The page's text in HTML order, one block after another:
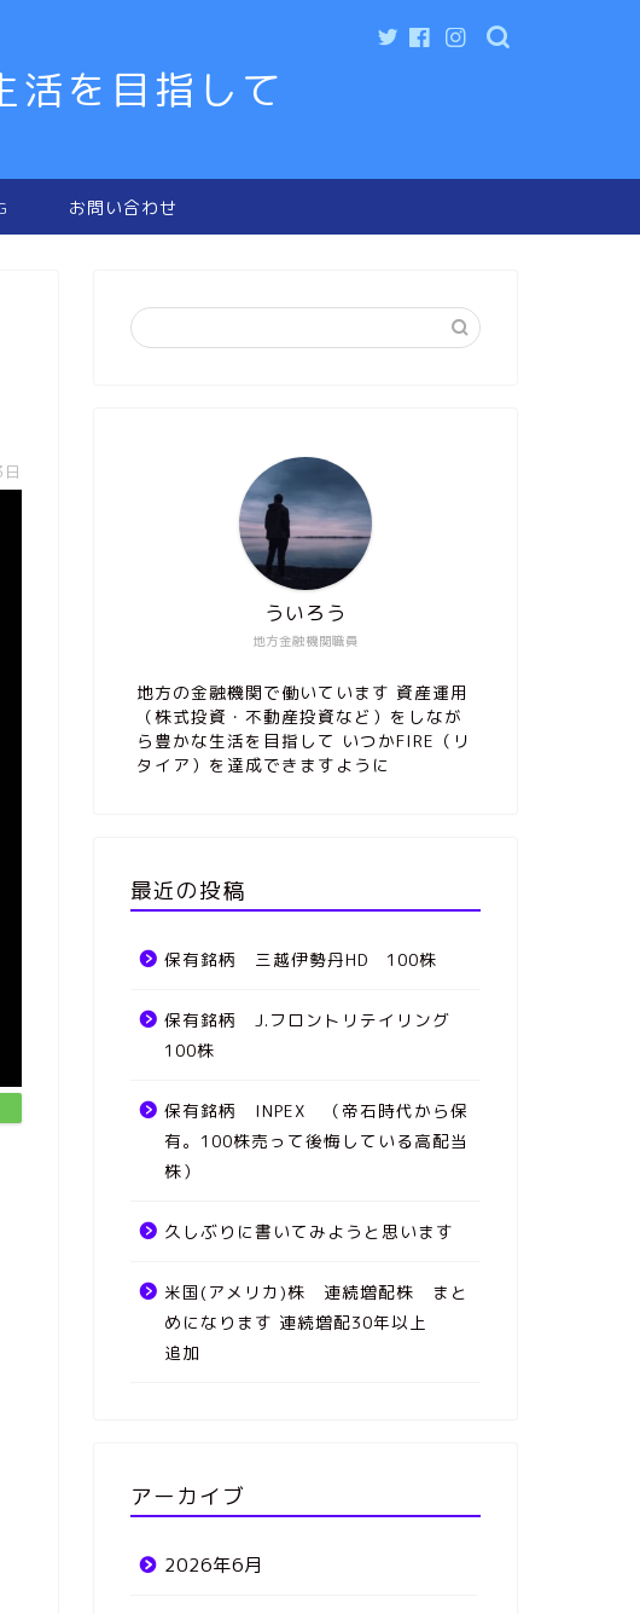
活を目指して
お問い合わせ
地方金融機関職員
ういろう
地方の金融機関で働いています 資産運用
（株式投資・不動産投資など）をしなが
ら豊かな生活を目指して いつかFIRE（リ
タイア）を達成できますように
最近の投稿
保有銘柄 三越伊勢丹HD 100株
保有銘柄 J.フロントリテイリング
100株
保有銘柄 INPEX （帝石時代から保
有。100株売って後悔している高配当
株）
久しぶりに書いてみようと思います
米国(アメリカ)株 連続増配株 まと
めになります 連続増配30年以上
追加
アーカイブ
2026年6月